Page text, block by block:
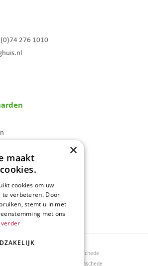
276 1010
Tuinmeubels Enschede
Tuinmeubelen Enschede
×
maakt
cookies om uw
verbeteren. Door
stemt u in met
met ons
verder